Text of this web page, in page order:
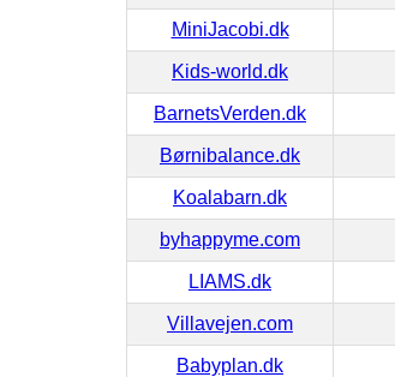
MiniJacobi.dk
Kids-world.dk
BarnetsVerden.dk
Børnibalance.dk
Koalabarn.dk
byhappyme.com
LIAMS.dk
Villavejen.com
Babyplan.dk